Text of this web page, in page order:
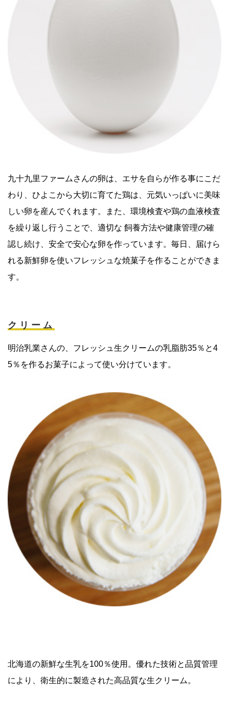
九十九里ファームさんの卵は、エサを自らが作る事にこだ
わり、ひよこから大切に育てた鶏は、元気いっぱいに美味
しい卵を産んでくれます。また、環境検査や鶏の血液検査
を繰り返し行うことで、適切な 飼養方法や健康管理の確
認し続け、安全で安心な卵を作っています。毎日、届けら
れる新鮮卵を使いフレッシュな焼菓子を作ることができま
す。
クリーム
明治乳業さんの、フレッシュ生クリームの乳脂肪35％と4
5％を作るお菓子によって使い分けています。
北海道の新鮮な生乳を100％使用。優れた技術と品質管理
により、衛生的に製造された高品質な生クリーム。